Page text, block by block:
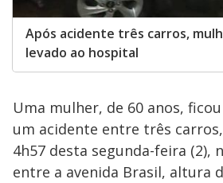
Após acidente três carros,
levado ao hospital
Uma mulher, de 60 anos,
um acidente entre três
4h57 desta segunda-feira (2),
entre a avenida Brasil, altura